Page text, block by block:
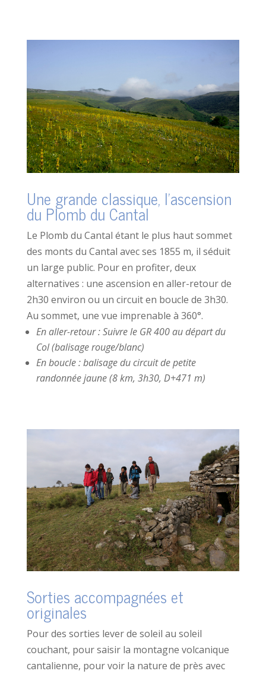
Une grande classique, l’ascension
du Plomb du Cantal
Le Plomb du Cantal étant le plus haut sommet
des monts du Cantal avec ses 1855 m, il séduit
un large public. Pour en profiter, deux
alternatives : une ascension en aller-retour de
2h30 environ ou un circuit en boucle de 3h30.
Au sommet, une vue imprenable à 360°.
En aller-retour : Suivre le GR 400 au départ du
Col (balisage rouge/blanc)
En boucle : balisage du circuit de petite
randonnée jaune (8 km, 3h30, D+471 m)
Sorties accompagnées et
originales
Pour des sorties lever de soleil au soleil
couchant, pour saisir la montagne volcanique
cantalienne, pour voir la nature de près avec